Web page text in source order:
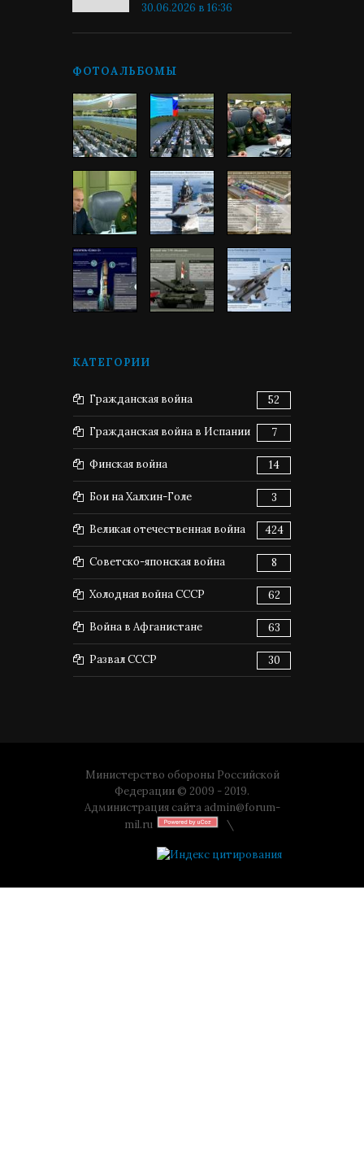
30.06.2026 в 16:36
ФОТОАЛЬБОМЫ
КАТЕГОРИИ
Гражданская война 52
Гражданская война в Испании 7
Финская война 14
Бои на Халхин-Голе 3
Великая отечественная война 424
Советско-японская война 8
Холодная война СССР 62
Война в Афганистане 63
Развал СССР 30
Министерство обороны Российской
Федерации © 2009 - 2019.
Администрация сайта admin@forum-
mil.ru